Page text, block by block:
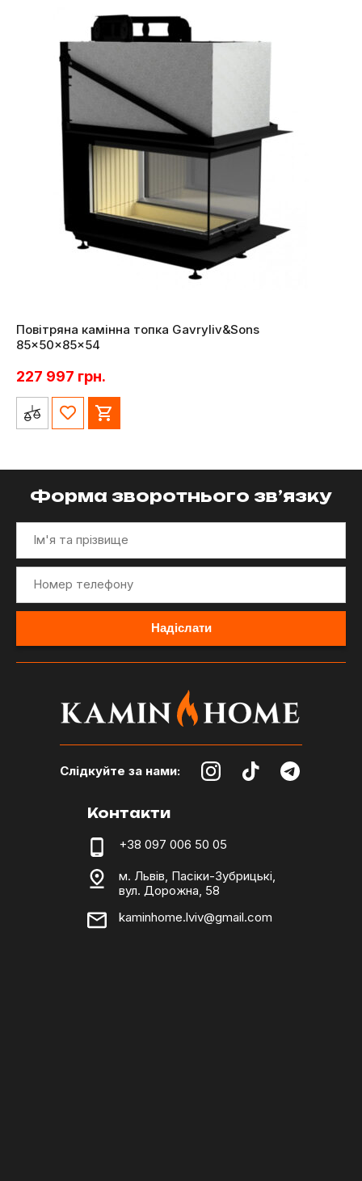
Повітряна камінна топка Gavryliv&Sons
85x50x85x54
227 997 грн.
Форма зворотнього зв’язку
Слідкуйте за нами:
Контакти
+38 097 006 50 05
м. Львів, Пасіки-Зубрицькі,
вул. Дорожна, 58
kaminhome.lviv@gmail.com